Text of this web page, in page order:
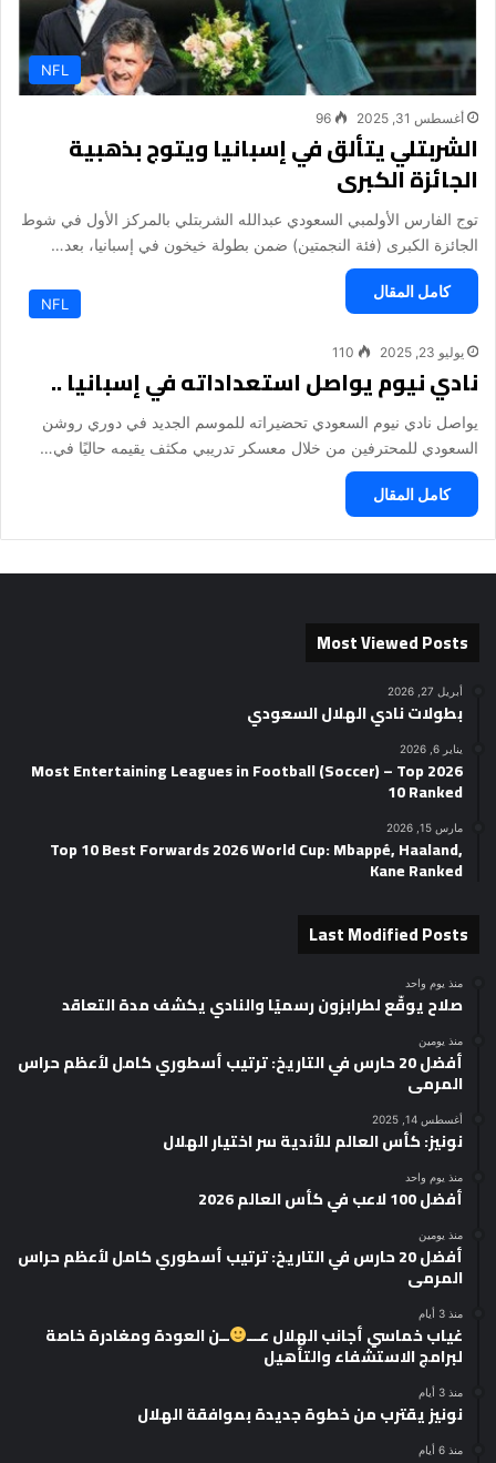
NFL
أغسطس 31, 2025 96
الشربتلي يتألق في إسبانيا ويتوج بذهبية
الجائزة الكبرى
توج الفارس الأولمبي السعودي عبدالله الشربتلي بالمركز الأول في شوط
الجائزة الكبرى (فئة النجمتين) ضمن بطولة خيخون في إسبانيا، بعد…
كامل المقال
NFL
يوليو 23, 2025 110
نادي نيوم يواصل استعداداته في إسبانيا ..
يواصل نادي نيوم السعودي تحضيراته للموسم الجديد في دوري روشن
السعودي للمحترفين من خلال معسكر تدريبي مكثف يقيمه حاليًا في…
كامل المقال
Most Viewed Posts
أبريل 27, 2026
بطولات نادي الهلال السعودي
يناير 6, 2026
2026 Most Entertaining Leagues in Football (Soccer) – Top
10 Ranked
مارس 15, 2026
Top 10 Best Forwards 2026 World Cup: Mbappé, Haaland,
Kane Ranked
Last Modified Posts
منذ يوم واحد
صلاح يوقّع لطرابزون رسميًا والنادي يكشف مدة التعاقد
منذ يومين
أفضل 20 حارس في التاريخ: ترتيب أسطوري كامل لأعظم حراس
المرمى
أغسطس 14, 2025
نونيز: كأس العالم للأندية سر اختيار الهلال
منذ يوم واحد
أفضل 100 لاعب في كأس العالم 2026
منذ يومين
أفضل 20 حارس في التاريخ: ترتيب أسطوري كامل لأعظم حراس
المرمى
منذ 3 أيام
غياب خماسي أجانب الهلال عـــ ــن العودة ومغادرة خاصة
لبرامج الاستشفاء والتأهيل
منذ 3 أيام
نونيز يقترب من خطوة جديدة بموافقة الهلال
منذ 6 أيام